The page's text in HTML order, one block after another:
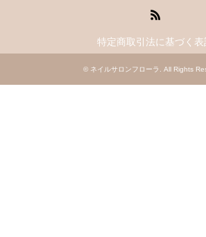
特定商取引法に基づく表
© ネイルサロンフローラ . All Rights